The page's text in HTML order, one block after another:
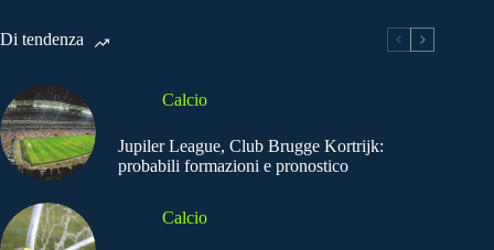
Di tendenza
Calcio
Jupiler League, Club Brugge Kortrijk:
probabili formazioni e pronostico
Calcio